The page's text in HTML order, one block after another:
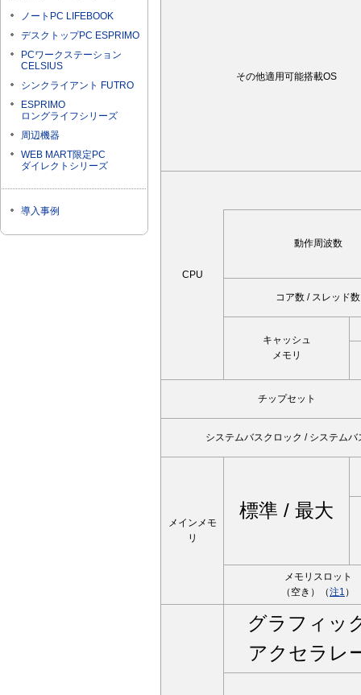
ノートPC LIFEBOOK
デスクトップPC ESPRIMO
PCワークステーション
CELSIUS
シンクライアント FUTRO
ESPRIMO
ロングライフシリーズ
周辺機器
WEB MART限定PC
ダイレクトシリーズ
導入事例
その他適用可能搭載OS
CPU
動作周波数
コア数 / スレッド数
キャッシュ
メモリ
チップセット
システムバスクロック / システムバ
メインメモ
リ
標準 / 最大
メモリスロット
（空き）（注1 ）
グラフィッ
アクセラレ